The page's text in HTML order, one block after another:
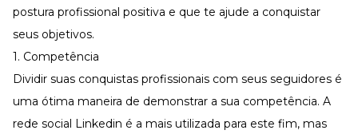
Para agilizar o seu trabalho
Infográfico
Conteúdo prático e rápido
Kits
Materiais centralizados
Lives
postura profissional positiva e que te ajude a conquistar
seus objetivos.
1. Competência
Dividir suas conquistas profissionais com seus seguidores é
uma ótima maneira de demonstrar a sua competência. A
rede social Linkedin é a mais utilizada para este fim, mas